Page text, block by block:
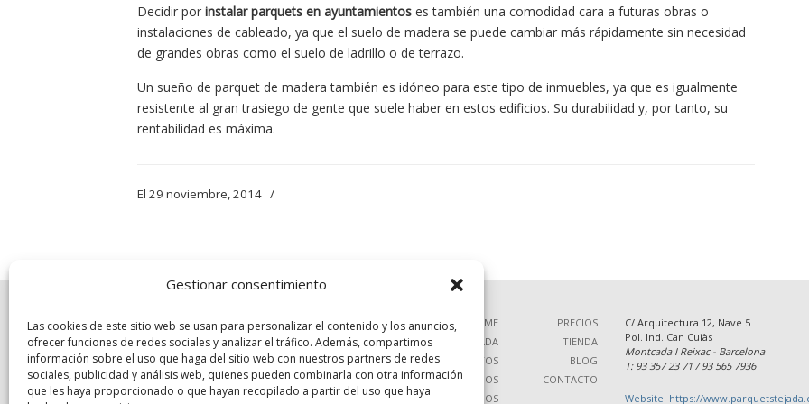
Gestionar consentimiento
Las cookies de este sitio web se usan para personalizar el contenido y los anuncios,
ofrecer funciones de redes sociales y analizar el tráfico. Además, compartimos
información sobre el uso que haga del sitio web con nuestros partners de redes
sociales, publicidad y análisis web, quienes pueden combinarla con otra información
que les haya proporcionado o que hayan recopilado a partir del uso que haya
Decidir por instalar parquets en ayuntamientos es también una comodidad cara a futuras obras o
instalaciones de cableado, ya que el suelo de madera se puede cambiar más rápidamente sin necesidad
de grandes obras como el suelo de ladrillo o de terrazo.
Un sueño de parquet de madera también es idóneo para este tipo de inmuebles, ya que es igualmente
resistente al gran trasiego de gente que suele haber en estos edificios. Su durabilidad y, por tanto, su
rentabilidad es máxima.
El 29 noviembre, 2014 /
HOME
SOBRE TEJADA
PRODUCTOS
SERVICIOS
TRABAJOS
PRECIOS
TIENDA
BLOG
CONTACTO
C/ Arquitectura 12, Nave 5
Pol. Ind. Can Cuiàs
Montcada I Reixac - Barcelona
T: 93 357 23 71 / 93 565 7936
Website: https://